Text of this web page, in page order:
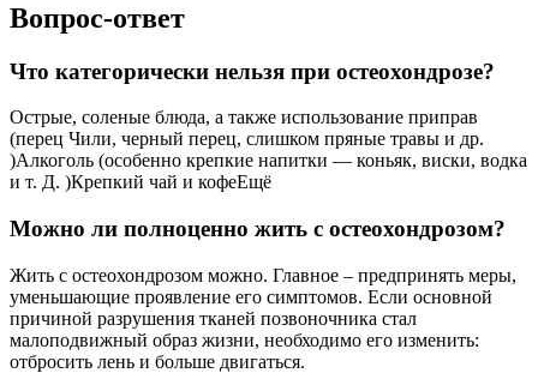
Вопрос-ответ
Что категорически нельзя при остеохондрозе?
Острые, соленые блюда, а также использование приправ
(перец Чили, черный перец, слишком пряные травы и др.
)Алкоголь (особенно крепкие напитки — коньяк, виски, водка
и т. Д. )Крепкий чай и кофеЕщё
Можно ли полноценно жить с остеохондрозом?
Жить с остеохондрозом можно. Главное – предпринять меры,
уменьшающие проявление его симптомов. Если основной
причиной разрушения тканей позвоночника стал
малоподвижный образ жизни, необходимо его изменить:
отбросить лень и больше двигаться.